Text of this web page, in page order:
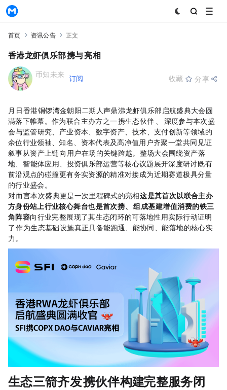
首页 资讯公告 正文
香港龙虾俱乐部，SFI携COPX DAO与Caviar亮相
币知未来 +订阅 收藏 分享
4月19日，香港铜锣湾金朝阳二期人声鼎沸，“RWA龙虾俱乐部启航盛典大会”圆
满落下帷幕。作为联合主办方之一，SFI携生态伙伴COPX DAO、Caviar深度参与本次盛
会，与监管研究、产业资本、数字资产、AI技术、支付创新等领域的200
余位行业领袖、知名KOL、资本代表及高净值用户齐聚一堂，共同见证RWA
叙事从“资产上链”向“用户在场”的关键跨越。整场大会围绕RWA资产落
地、AI智能体应用、投资俱乐部运营等核心议题展开深度研讨，既有
前沿观点的碰撞，更有务实资源的精准对接，成为近期RWA赛道极具分量
的行业盛会。
对SFI而言，本次盛典更是一次里程碑式的亮相——这是其首次以联合主办
方身份站上行业核心舞台，也是首次携COPX DAO、Caviar组成“基建+增值+消费”的铁三
角阵容，向行业完整展现了其RWA生态闭环的可落地性，用实际行动证明
了SFI作为RWA生态基础设施，真正具备“能跑通、能协同、能落地”的核心实
力。
生态三箭齐发：SFI携伙伴构建RWA完整服务闭